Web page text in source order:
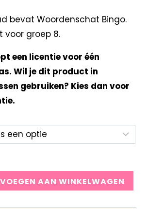
bevat Woordenschat Bingo.
voor groep 8.
een licentie voor één
Wil je dit product in
gebruiken? Kies dan voor
AAN WINKELWAGEN